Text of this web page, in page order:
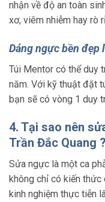
nhận về độ an toàn
xơ, viêm nhiễm hay rò
Dáng ngực bền đẹp
Túi Mentor có thể duy
năm. Với kỹ thuật đặt
bạn sẽ có vòng 1 duy
4. Tại sao nên
Trần Đắc Quang ?
Sửa ngực là một ca
không chỉ có kiến thức
kinh nghiệm thực tiễn